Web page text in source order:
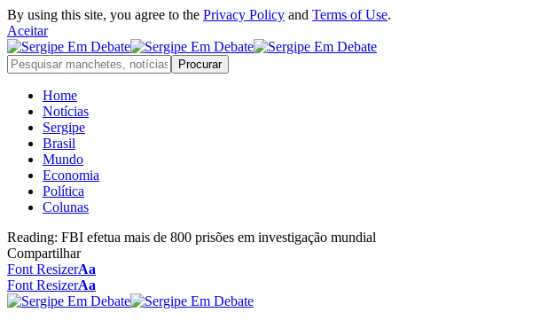
By using this site, you agree to the Privacy Policy and Terms of Use.
Aceitar
Home
Notícias
Sergipe
Brasil
Mundo
Economia
Política
Colunas
Reading: FBI efetua mais de 800 prisões em investigação mundial
Compartilhar
Font ResizerAa
Font ResizerAa